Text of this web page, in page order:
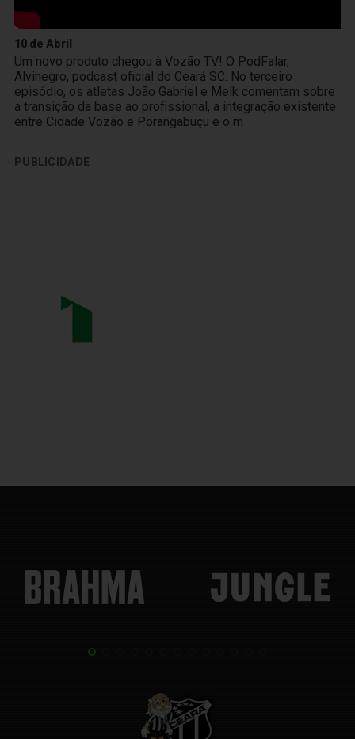
10 de Abril
Um novo produto chegou à Vozão TV! O PodFalar,
Alvinegro, podcast oficial do Ceará SC. No terceiro
episódio, os atletas João Gabriel e Melk comentam sobre
a transição da base ao profissional, a integração existente
entre Cidade Vozão e Porangabuçu e o m
PUBLICIDADE